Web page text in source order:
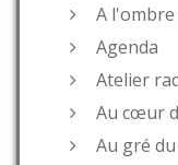
A
Agenda
Atelier
Au cœur
Au gré